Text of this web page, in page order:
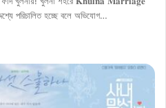
পরিচালিত হচ্ছে বলে অভিযোগ…